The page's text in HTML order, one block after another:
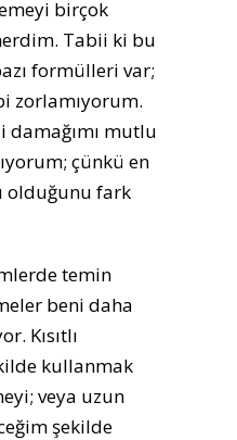
birçok
Tabii ki bu
formülleri var;
zorlamıyorum.
damağımı mutlu
çünkü en
olduğunu fark
temin
beni daha
Kısıtlı
kullanmak
veya uzun
şekilde